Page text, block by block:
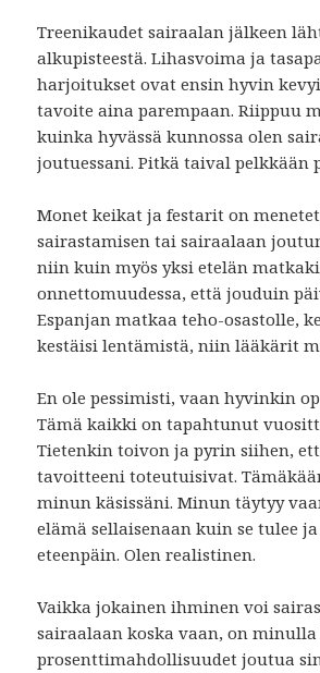
Treenikaudet sairaalan jälkeen
alkupisteestä. Lihasvoima ja
harjoitukset ovat ensin hyvin
tavoite aina parempaan. Riippuu
kuinka hyvässä kunnossa olen
joutuessani. Pitkä taival pelkkään
Monet keikat ja festarit on
sairastamisen tai sairaalaan
niin kuin myös yksi etelän
onnettomuudessa, että jouduin
Espanjan matkaa teho-osastolle,
kestäisi lentämistä, niin lääkärit
En ole pessimisti, vaan hyvinkin
Tämä kaikki on tapahtunut
Tietenkin toivon ja pyrin siihen,
tavoitteeni toteutuisivat.
minun käsissäni. Minun täytyy
elämä sellaisenaan kuin se tulee
eteenpäin. Olen realistinen.
Vaikka jokainen ihminen voi
sairaalaan koska vaan, on
prosenttimahdollisuudet joutua